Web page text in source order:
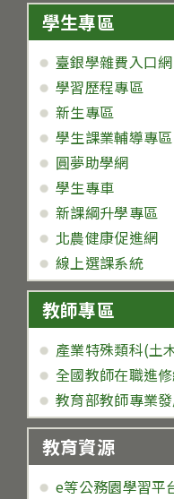
學生專區
臺銀學雜費入口網
學習歷程專區
新生專區
學生課業輔導專區
圓夢助學網
學生專車
新課綱升學專區
北農健康促進網
線上選課系統
教師專區
產業特殊類科(土
全國教師在職進
教育部教師專業
教育資源
e等公務園學習平